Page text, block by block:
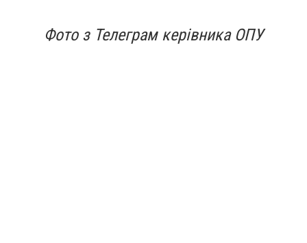
Фото з Телеграм керівника ОПУ